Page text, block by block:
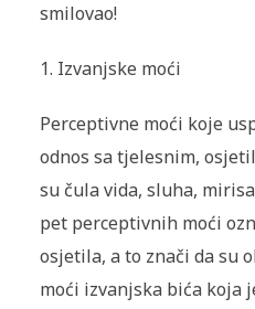
smilovao!
1. Izvanjske moći
Perceptivne moći koje
odnos sa tjelesnim,
su čula vida, sluha,
pet perceptivnih moći
osjetila, a to znači da su
moći izvanjska bića koja